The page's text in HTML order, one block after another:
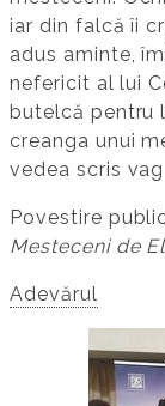
iar din falcă îi
adus aminte,
nefericit al lui
butelcă pentru
creanga unui
vedea scris vag
Povestire
Mesteceni de
Adevărul